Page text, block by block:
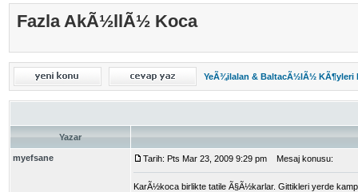
Giriş
Fazla AkÃ½llÃ½ Koca
YeÃ¾ilalan & BaltacÃ½lÃ½ KÃ¶yleri
Yazar
myefsane Tarih: Pts Mar 23, 2009 9:29 pm Mesaj konusu:
KarÃ½koca birlikte tatile Ã§Ã½karlar. Gittikleri yerde